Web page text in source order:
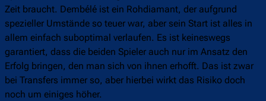
Zeit braucht. Dembélé ist ein Rohdiamant, der aufgrund
spezieller Umstände so teuer war, aber sein Start ist alles in
allem einfach suboptimal verlaufen. Es ist keineswegs
garantiert, dass die beiden Spieler auch nur im Ansatz den
Erfolg bringen, den man sich von ihnen erhofft. Das ist zwar
bei Transfers immer so, aber hierbei wirkt das Risiko doch
noch um einiges höher.